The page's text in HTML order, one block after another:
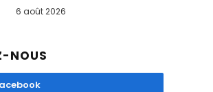
6 août 2026
NOUS